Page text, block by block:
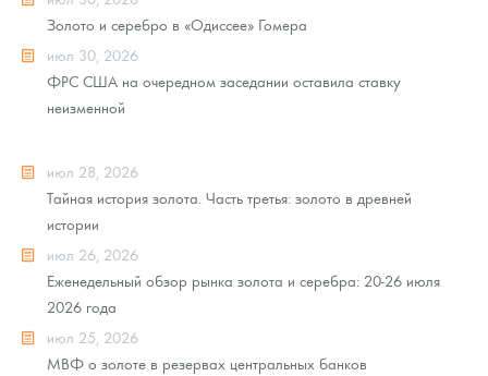
Золото и серебро в «Одиссее» Гомера
июл 30, 2026
ФРС США на очередном заседании оставила ставку
неизменной
июл 28, 2026
Тайная история золота. Часть третья: золото в древней
истории
июл 26, 2026
Еженедельный обзор рынка золота и серебра: 20-26 июля
2026 года
июл 25, 2026
МВФ о золоте в резервах центральных банков